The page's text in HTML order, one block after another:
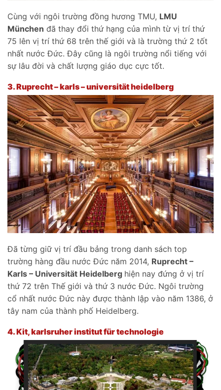
Cùng với ngôi trường đồng hương TMU, LMU
München đã thay đổi thứ hạng của mình từ vị trí thứ
75 lên vị trí thứ 68 trên thế giới và là trường thứ 2 tốt
nhất nước Đức. Đây cũng là ngôi trường nổi tiếng với
sự lâu đời và chất lượng giáo dục cực tốt.
3.Ruprecht – karls – universität heidelberg
Đã từng giữ vị trí đầu bảng trong danh sách top
trường hàng đầu nước Đức năm 2014, Ruprecht –
Karls – Universität Heidelberg hiện nay đứng ở vị trí
thứ 72 trên Thế giới và thứ 3 nước Đức. Ngôi trường
cổ nhất nước Đức này được thành lập vào năm 1386, ở
tây nam của thành phố Heidelberg.
4.Kit, karlsruher institut für technologie